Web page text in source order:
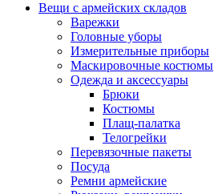
Вещи с армейских складов
Варежки
Головные уборы
Измерительные приборы
Маскировочные костюмы
Одежда и аксессуары
Брюки
Костюмы
Плащ-палатка
Телогрейки
Перевязочные пакеты
Посуда
Ремни армейские